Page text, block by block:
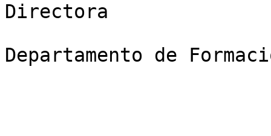
Directora
Departamento de